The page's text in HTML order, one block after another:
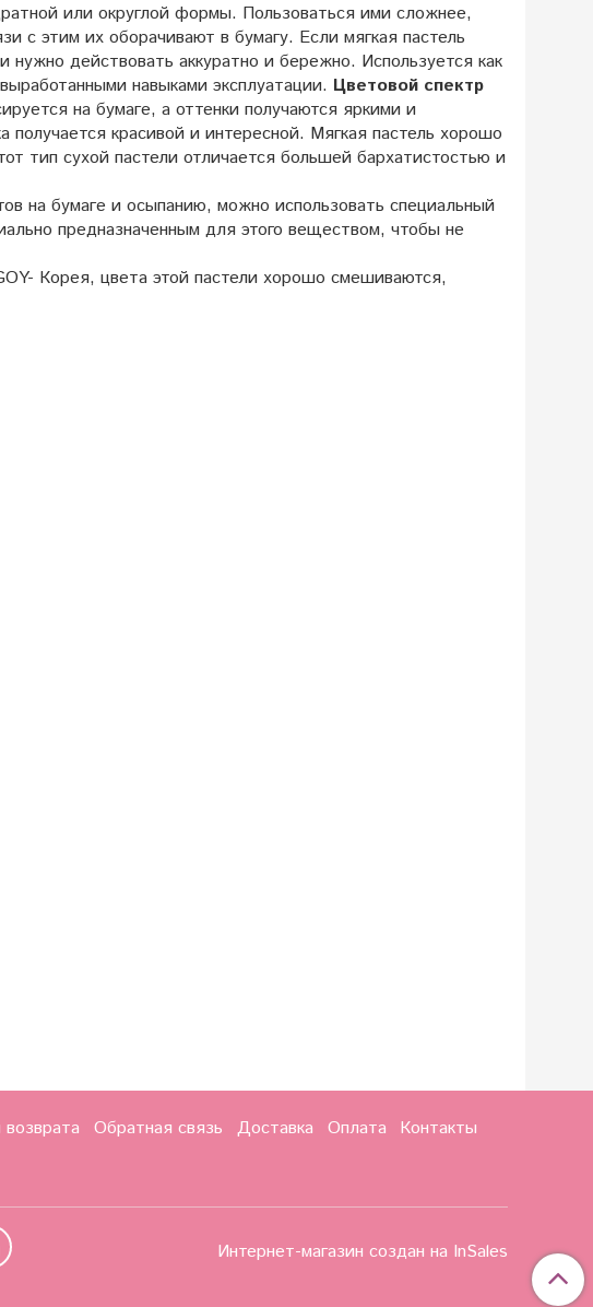
или округлой формы. Пользоваться ими сложнее,
с этим их оборачивают в бумагу. Если мягкая пастель
действовать аккуратно и бережно. Используется как
навыками эксплуатации. Цветовой спектр
на бумаге, а оттенки получаются яркими и
красивой и интересной. Мягкая пастель хорошо
тип сухой пастели отличается большей бархатистостью и
на бумаге и осыпанию, можно использовать специальный
предназначенным для этого веществом, чтобы не
Корея, цвета этой пастели хорошо смешиваются,
Обратная связь Доставка Оплата
Контакты
Интернет-магазин создан на InSales